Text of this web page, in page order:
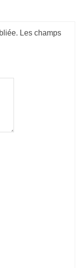
Les champs